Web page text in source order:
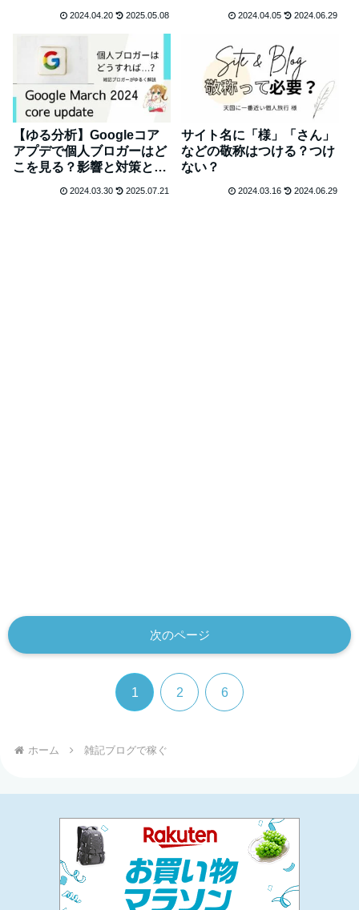
2024.04.20 2025.05.08 2024.04.05 2024.06.29
【ゆる分析】Googleコア
アプデで個人ブロガーはど
こを見る？影響と対策と心
2024.03.30 2025.07.21
サイト名に「様」「さん」
などの敬称はつける？つけ
ない？
2024.03.16 2024.06.29
次のページ
1 2 6
ホーム 雑記ブログで稼ぐ